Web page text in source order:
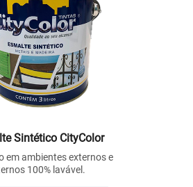
Sintético CityColor
em ambientes externos e
100% lavável.